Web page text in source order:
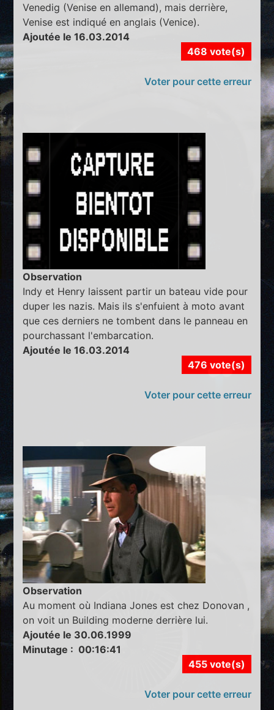
Venedig (Venise en allemand), mais derrière,
Venise est indiqué en anglais (Venice).
Ajoutée le 16.03.2014
468 vote(s)
Voter pour cette erreur
Observation
Indy et Henry laissent partir un bateau vide pour
duper les nazis. Mais ils s'enfuient à moto avant
que ces derniers ne tombent dans le panneau en
pourchassant l'embarcation.
Ajoutée le 16.03.2014
476 vote(s)
Voter pour cette erreur
Observation
Au moment où Indiana Jones est chez Donovan ,
on voit un Building moderne derrière lui.
Ajoutée le 30.06.1999
Minutage : 00:16:41
455 vote(s)
Voter pour cette erreur